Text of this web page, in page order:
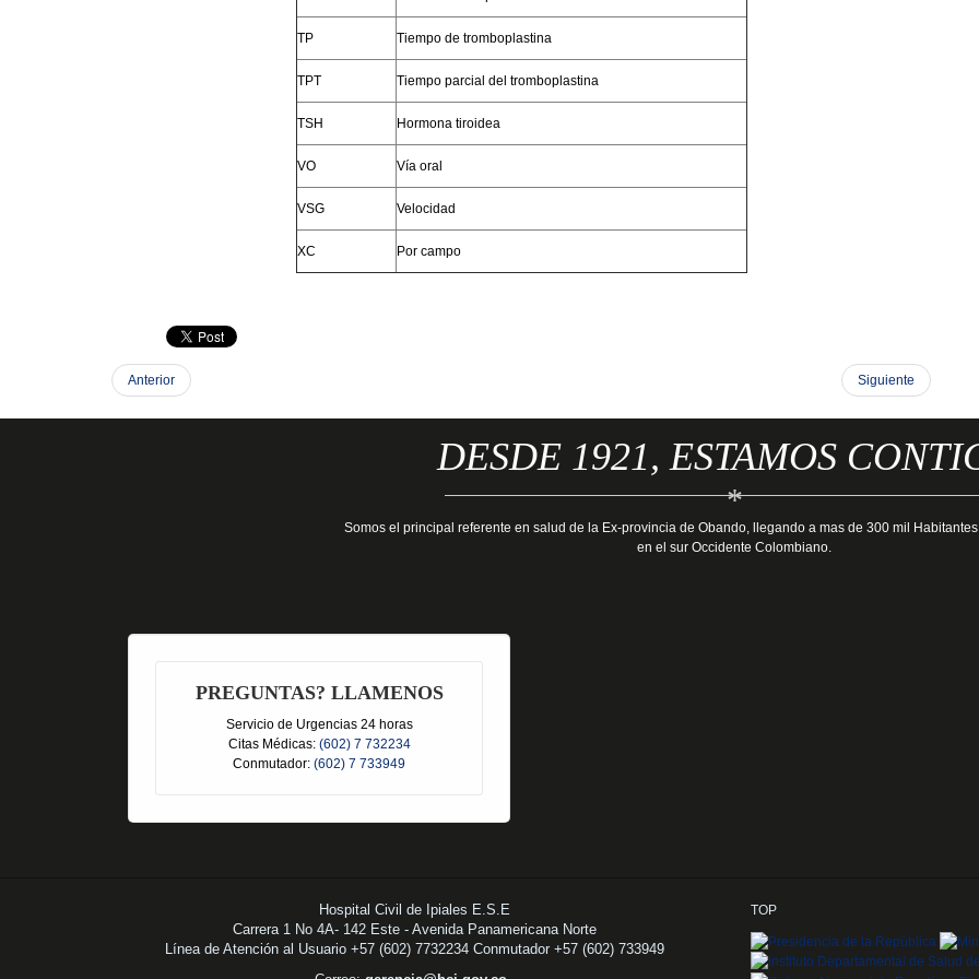
TP Tiempo de tromboplastina
TPT Tiempo parcial del tromboplastina
TSH Hormona tiroidea
VO Vía oral
VSG Velocidad
XC Por campo
Anterior Siguiente
DESDE 1921, ESTAMOS
*
Somos el principal referente en salud de la Ex-provincia de Obando, llegando a mas de 300 mil
en el sur Occidente Colombiano.
PREGUNTAS? LLAMENOS
Servicio de Urgencias 24 horas
Citas Médicas: (602) 7 732234
Conmutador: (602) 7 733949
Hospital Civil de Ipiales E.S.E
Carrera 1 No 4A- 142 Este - Avenida Panamericana Norte
Línea de Atención al Usuario +57 (602) 7732234 Conmutador +57 (602) 733949
TOP